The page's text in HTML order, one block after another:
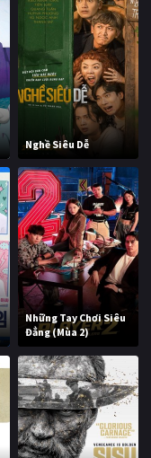
Nghề Siêu Dễ
Những Tay Chơi Siêu
Đẳng (Mùa 2)